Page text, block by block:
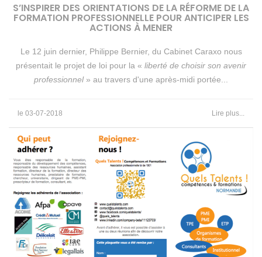
S’INSPIRER DES ORIENTATIONS DE LA RÉFORME DE LA
FORMATION PROFESSIONNELLE POUR ANTICIPER LES
ACTIONS À MENER
Le 12 juin dernier, Philippe Bernier, du Cabinet Caraxo nous
présentait le projet de loi pour la « liberté de choisir son avenir
professionnel» au travers d'une après-midi portée...
le 03-07-2018 Lire plus...